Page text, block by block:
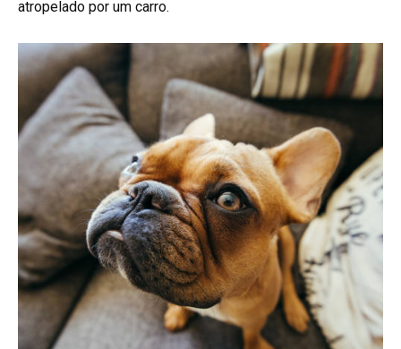
atropelado por um carro.